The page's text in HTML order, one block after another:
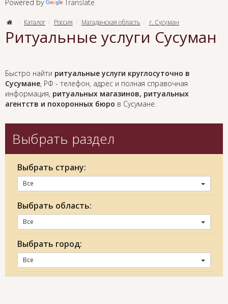
Powered by Translate
Каталог Россия Магаданская область г. Сусуман
Ритуальные услуги Сусуман
Быстро найти ритуальные услуги круглосуточно в
Сусумане, РФ - телефон, адрес и полная справочная
информация, ритуальных магазинов, ритуальных
агентств и похоронных бюро в Сусумане.
Выбрать раздел
Выбрать страну:
Все
Выбрать область:
Все
Выбрать город:
Все